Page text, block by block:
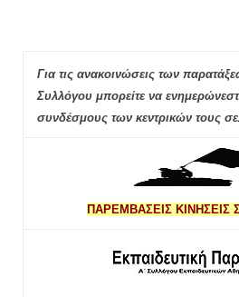
Για τις ανακοινώσεις των
Συλλόγου μπορείτε να
συνδέσμους των κεντρικών τους
ΠΑΡΕΜΒΑΣΕΙΣ ΚΙΝΗΣΕΙΣ